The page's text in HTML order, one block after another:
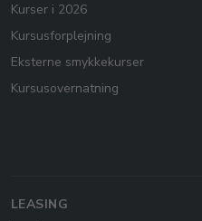
Kurser i 2026
Kursusforplejning
Eksterne smykkekurser
Kursusovernatning
LEASING